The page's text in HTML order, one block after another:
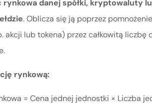
rynkowa danej spółki, kryptowaluty
. Oblicza się ją poprzez
akcji lub tokena) przez całkowitą liczbę
rynkową:
= Cena jednej jednostki × Liczba